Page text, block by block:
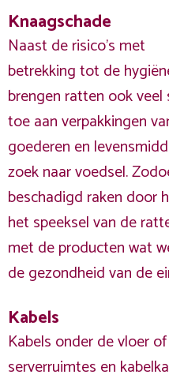
Knaagschade
Naast de risico's met
betrekking tot de
brengen ratten ook veel
toe aan verpakkingen
goederen en
zoek naar voedsel.
beschadigd raken door
het speeksel van de
met de producten wat
de gezondheid van de
Kabels
Kabels onder de vloer
serverruimtes en